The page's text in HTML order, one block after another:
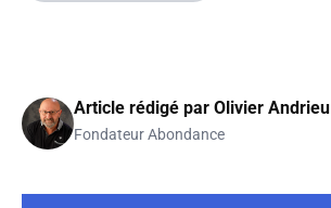
Article rédigé par Olivier Andrieu
Fondateur Abondance